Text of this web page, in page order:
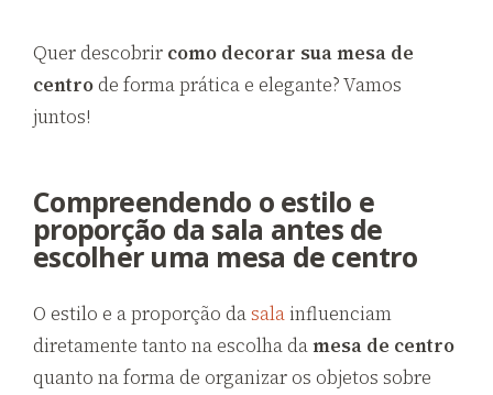
Quer descobrir como decorar sua mesa de
centrode forma prática e elegante? Vamos
juntos!
Compreendendo o estilo e
proporção da sala antes de
escolher uma mesa de centro
O estilo e a proporção dasala influenciam
diretamente tanto na escolha damesa de centro
quanto na forma de organizar os objetos sobre